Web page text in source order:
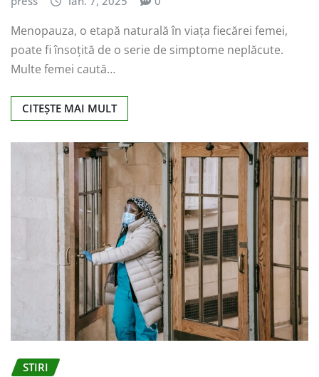
Menopauza, o etapă naturală în viața fiecărei femei,
poate fi însoțită de o serie de simptome neplăcute.
Multe femei caută…
CITEȘTE MAI MULT
STIRI